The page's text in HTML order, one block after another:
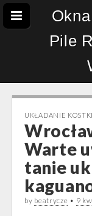
Pile
UKŁADANIE
Warte
tanie
by beatrycze • 9